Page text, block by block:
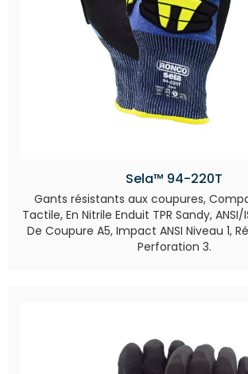
Sela™ 94-220T
Gants résistants aux coupures,
Tactile, En Nitrile Enduit TPR Sandy, ANSI/
De Coupure A5, Impact ANSI Niveau 1,
Perforation 3.